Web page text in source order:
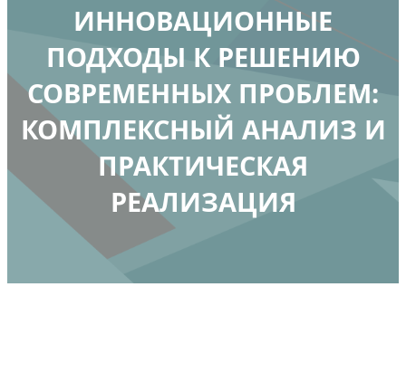
ИННОВАЦИОННЫЕ
ПОДХОДЫ К РЕШЕНИЮ
СОВРЕМЕННЫХ ПРОБЛЕМ:
КОМПЛЕКСНЫЙ АНАЛИЗ И
ПРАКТИЧЕСКАЯ
РЕАЛИЗАЦИЯ